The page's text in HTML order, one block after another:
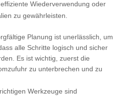
Wiederverwendung oder
zu gewährleisten.
Planung ist unerlässlich, um
alle Schritte logisch und sicher
Es ist wichtig, zuerst die
zu unterbrechen und zu
Werkzeuge sind